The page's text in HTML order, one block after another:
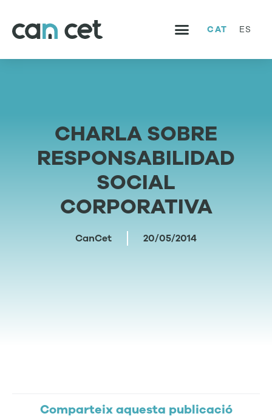
CAT ES
CHARLA SOBRE
RESPONSABILIDAD
SOCIAL
CORPORATIVA
CanCet 20/05/2014
Comparteix aquesta publicació